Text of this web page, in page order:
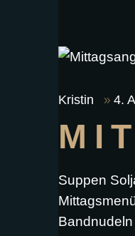
Kristin 4.
Suppen